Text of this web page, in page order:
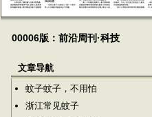
00006版：前沿周刊·科技
文章导航
蚊子蚊子，不用怕
浙江常见蚊子